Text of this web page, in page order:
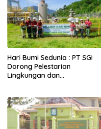
Hari Bumi Sedunia : PT SGI
Dorong Pelestarian
Lingkungan dan